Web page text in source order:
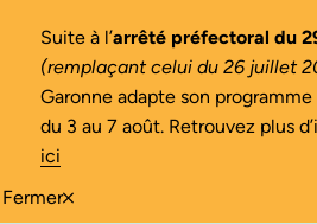
Fermer
Suite à l’arrêté préfectoral du
(remplaçant celui du 26 juillet
Garonne adapte son
du 3 au 7 août. Retrouvez plus
ici